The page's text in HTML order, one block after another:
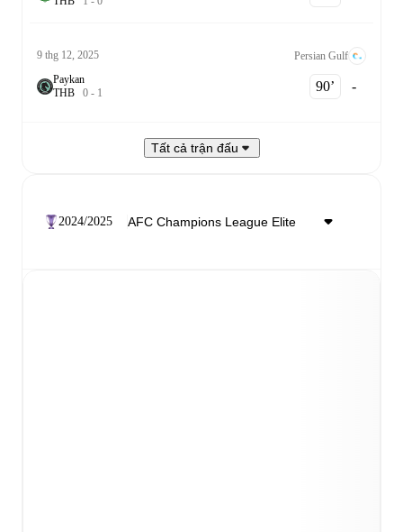
9 thg 12, 2025
Persian Gulf
Paykan
THB 0 - 1 90‎’‎ -
Tất cả trận đấu
2024/2025